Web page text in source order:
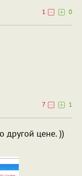
1
0
7
1
другой цене. ))